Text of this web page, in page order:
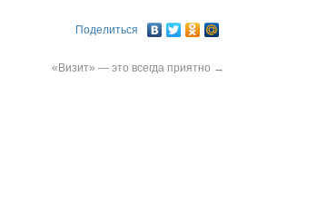
Поделиться
«Визит» — это всегда приятно →